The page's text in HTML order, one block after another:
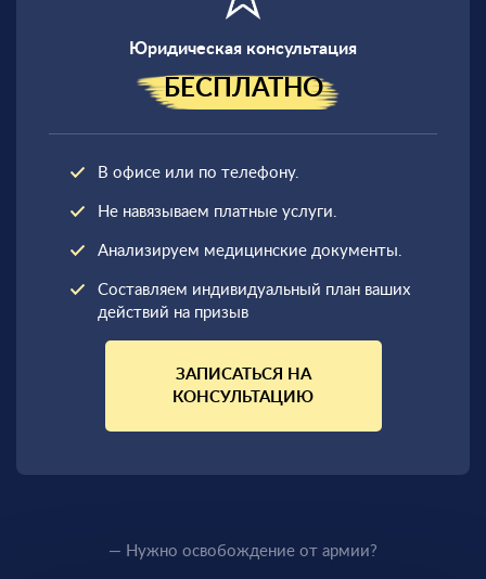
Юридическая консультация
БЕСПЛАТНО
В офисе или по телефону.
Не навязываем платные услуги.
Анализируем медицинские документы.
Составляем индивидуальный план ваших
действий на призыв
ЗАПИСАТЬСЯ НА
КОНСУЛЬТАЦИЮ
— Нужно освобождение от армии?